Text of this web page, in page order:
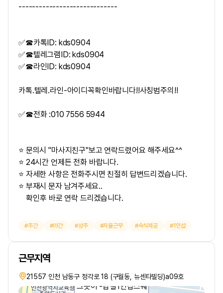
-----------------------------
✅☎카톡ID: kds0904
✅☎텔레그램ID: kds0904
✅☎라인ID: kds0904
카톡.텔레.라인-아이디꼭확인바랍니다!!사칭범주의!!
✅☎전화 :010 7556 5944
⭐ 문의시 "마사지친구"보고 연락드렸어요 해주세요^^
⭐ 24시간 언제든 전화 바랍니다.
⭐ 자세한 사항은 전화주시면 친절히 답변드리겠습니다.
⭐ 부재시 문자 남겨주세요..
확인후 바로 연락 드리겠습니다.
주간 야간 상주 자율근무 숙식제공 1인샵
근무지역
21557 인천 남동구 정각로 18 (구월동, 뉴센타빌딩)a09호
그곳이 -탑걸1인샵스웨